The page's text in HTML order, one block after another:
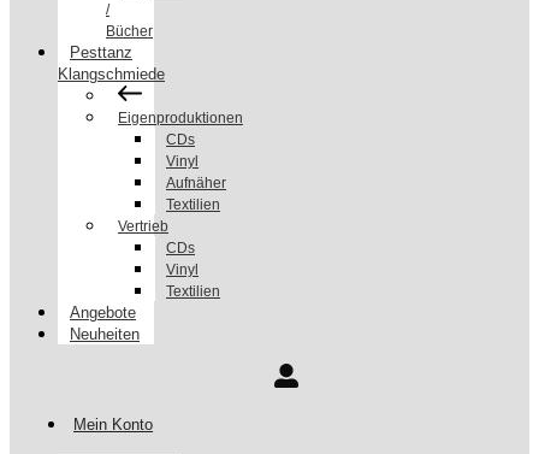
/
Bücher
Pesttanz
Klangschmiede
Eigenproduktionen
CDs
Vinyl
Aufnäher
Textilien
Vertrieb
CDs
Vinyl
Textilien
Angebote
Neuheiten
Mein Konto